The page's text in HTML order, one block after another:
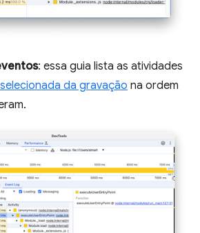
: essa guia lista as atividades
da gravação na ordem